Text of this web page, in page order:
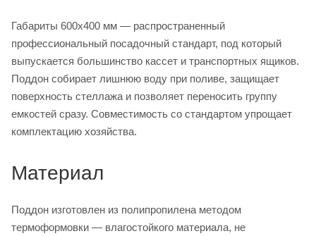
Габариты 600х400 мм — распространенный
профессиональный посадочный стандарт, под который
выпускается большинство кассет и транспортных ящиков.
Поддон собирает лишнюю воду при поливе, защищает
поверхность стеллажа и позволяет переносить группу
емкостей сразу. Совместимость со стандартом упрощает
комплектацию хозяйства.
Материал
Поддон изготовлен из полипропилена методом
термоформовки — влагостойкого материала, не